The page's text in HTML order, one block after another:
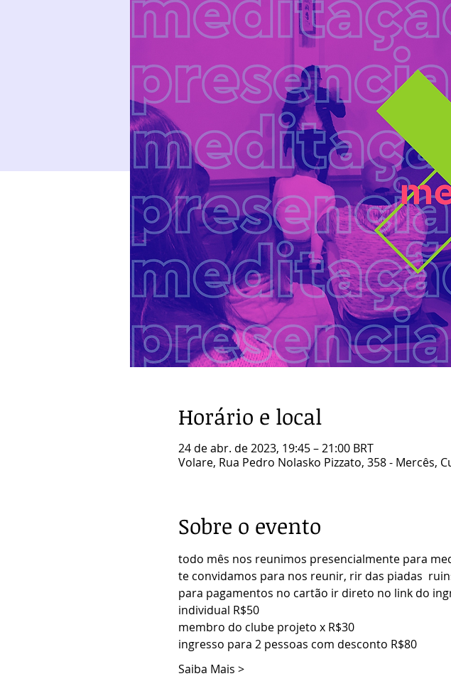
Horário e local
24 de abr. de 2023, 19:45 – 21:00 BRT
Volare, Rua Pedro Nolasko Pizzato, 358 - Mercês,
Sobre o evento
todo mês nos reunimos presencialmente para
te convidamos para nos reunir, rir das piadas
para pagamentos no cartão ir direto no link do
individual R$50
membro do clube projeto x R$30
ingresso para 2 pessoas com desconto R$80
Saiba Mais >